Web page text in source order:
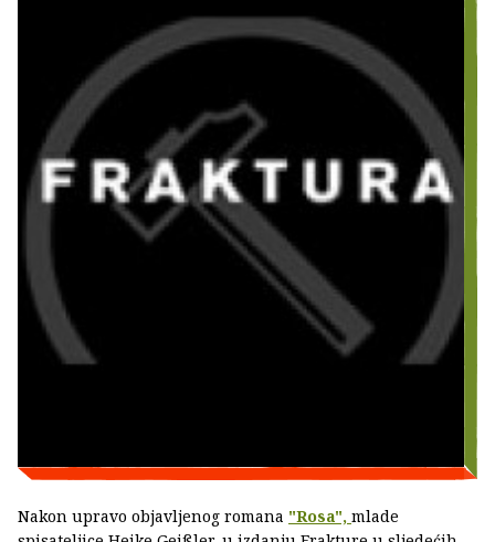
Nakon upravo objavljenog romana "Rosa", mlade